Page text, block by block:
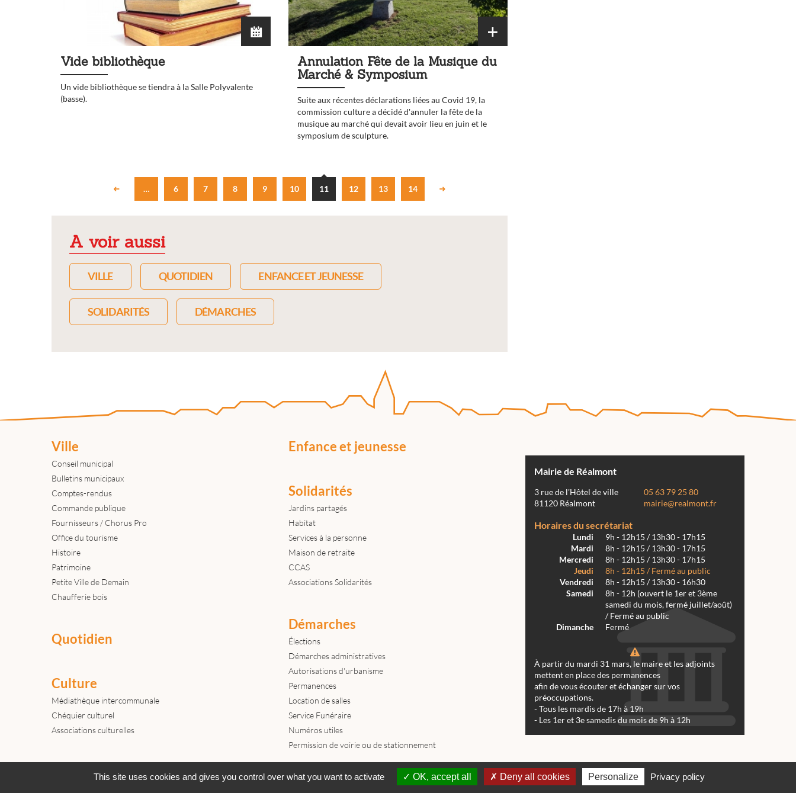
Vide bibliothèque
Un vide bibliothèque se tiendra à la Salle Polyvalente
(basse).
Annulation Fête de la Musique du
Marché & Symposium
Suite aux récentes déclarations liées au Covid 19, la
commission culture a décidé d'annuler la fête de la
musique au marché qui devait avoir lieu en juin et le
symposium de sculpture.
… 6 7 8 9 10 11 12 13 14
A voir aussi
VILLE QUOTIDIEN ENFANCE ET JEUNESSE
SOLIDARITÉS DÉMARCHES
Ville
Conseil municipal
Bulletins municipaux
Comptes-rendus
Commande publique
Fournisseurs / Chorus Pro
Office du tourisme
Histoire
Patrimoine
Petite Ville de Demain
Chaufferie bois
Quotidien
Culture
Médiathèque intercommunale
Chéquier culturel
Associations culturelles
Enfance et jeunesse
Solidarités
Jardins partagés
Habitat
Services à la personne
Maison de retraite
CCAS
Associations Solidarités
Démarches
Élections
Démarches administratives
Autorisations d'urbanisme
Permanences
Location de salles
Service Funéraire
Numéros utiles
Permission de voirie ou de stationnement
Mairie de Réalmont
3 rue de l'Hôtel de ville
81120 Réalmont
05 63 79 25 80
mairie@realmont.fr
Horaires du secrétariat
Lundi
9h - 12h15 / 13h30 - 17h15
Mardi
8h - 12h15 / 13h30 - 17h15
Mercredi
8h - 12h15 / 13h30 - 17h15
Jeudi
8h - 12h15 / Fermé au public
Vendredi
8h - 12h15 / 13h30 - 16h30
Samedi
8h - 12h (ouvert le 1er et 3ème
samedi du mois, fermé juillet/août)
/ Fermé au public
Dimanche
Fermé
À partir du mardi 31 mars, le maire et les adjoints
mettent en place des permanences
afin de vous écouter et échanger sur vos
préoccupations.
- Tous les mardis de 17h à 19h
- Les 1er et 3e samedis du mois de 9h à 12h
Actualités Archives Agenda Contactez-nous Mentions légales © tous droits réservés Mairie de Réalmont 2024 - Conception & Réalisation Web RK Création
This site uses cookies and gives you control over what you want to activate OK, accept all Deny all cookies Personalize Privacy policy